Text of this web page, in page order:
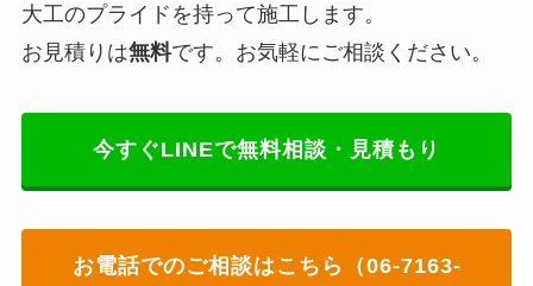
大工のプライドを持って施工します。
お見積りは無料です。お気軽にご相談ください。
今すぐLINEで無料相談・見積もり
お電話でのご相談はこちら（06-7163-